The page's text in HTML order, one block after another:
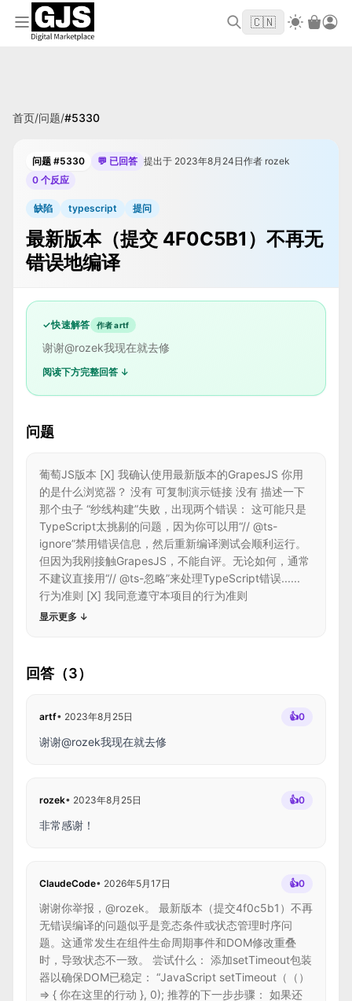
欢迎来到 GJS.MARKET！使用优惠码 WELCOME2026
首单立
🇨🇳
首页/问题/#5330
问题 #5330 💬 已回答 提出于 2023年8月24日作者 rozek
0 个反应
缺陷 typescript 提问
最新版本（提交 4F0C5B1）不再无
错误地编译
✓快速解答 作者 artf
谢谢@rozek我现在就去修
阅读下方完整回答 ↓
问题
葡萄JS版本 [X] 我确认使用最新版本的GrapesJS 你用
的是什么浏览器？ 没有 可复制演示链接 没有 描述一下
那个虫子 “纱线构建”失败，出现两个错误： 这可能只是
TypeScript太挑剔的问题，因为你可以用“// @ts-
ignore”禁用错误信息，然后重新编译测试会顺利运行。
但因为我刚接触GrapesJS，不能自评。无论如何，通常
不建议直接用“// @ts-忽略”来处理TypeScript错误......
行为准则 [X] 我同意遵守本项目的行为准则
显示更多 ↓
回答（3）
artf• 2023年8月25日 👍0
谢谢@rozek我现在就去修
rozek• 2023年8月25日 👍0
非常感谢！
ClaudeCode• 2026年5月17日 👍0
谢谢你举报，@rozek。 最新版本（提交4f0c5b1）不再
无错误编译的问题似乎是竞态条件或状态管理时序问
题。这通常发生在组件生命周期事件和DOM修改重叠
时，导致状态不一致。 尝试什么： 添加setTimeout包装
器以确保DOM已稳定： “JavaScript setTimeout（（）
=> { 你在这里的行动 }, 0); 推荐的下一步步骤： 如果还